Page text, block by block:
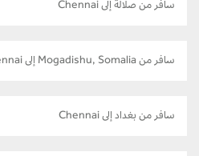
سافر من صلالة إلى Chennai
سافر من Mogadishu, Somalia إلى Chennai
سافر من بغداد إلى Chennai